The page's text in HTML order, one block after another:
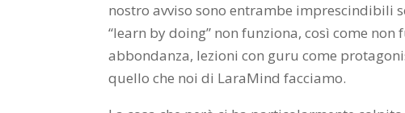
nostro avviso sono entrambe imprescindibili
“learn by doing” non funziona, così come
abbondanza, lezioni con guru come
quello che noi di LaraMind facciamo.